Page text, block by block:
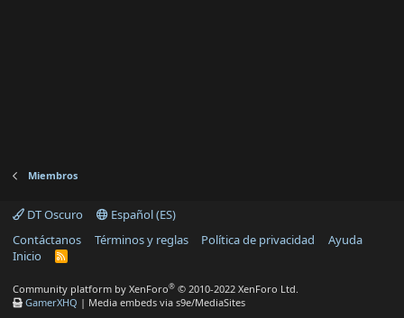
Miembros
DT Oscuro
Español (ES)
Contáctanos
Términos y reglas Política de privacidad
Ayuda
Inicio
R
Community platform by XenForo® © 2010-2022 XenForo Ltd.
GamerXHQ | Media embeds via s9e/MediaSites